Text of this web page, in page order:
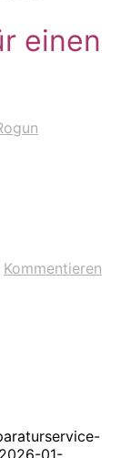
einen
Kommentieren
01-